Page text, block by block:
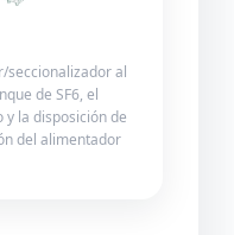
seccionalizador al
de SF6, el
la disposición de
del alimentador